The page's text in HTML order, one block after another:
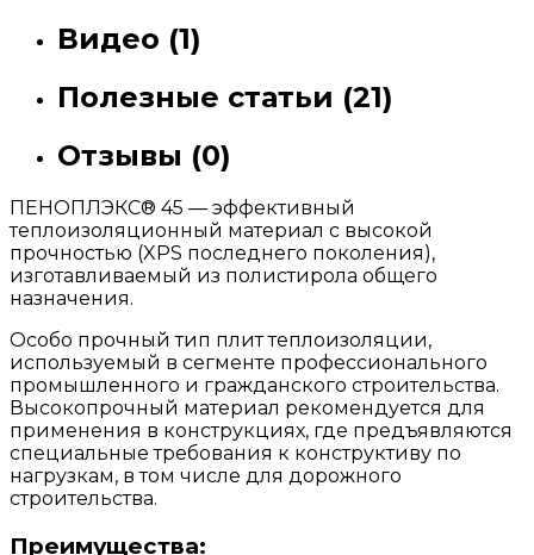
Видео (1)
Полезные статьи (21)
Отзывы (0)
ПЕНОПЛЭКС® 45 — эффективный
теплоизоляционный материал с высокой
прочностью (XPS последнего поколения),
изготавливаемый из полистирола общего
назначения.
Особо прочный тип плит теплоизоляции,
используемый в сегменте профессионального
промышленного и гражданского строительства.
Высокопрочный материал рекомендуется для
применения в конструкциях, где предъявляются
специальные требования к конструктиву по
нагрузкам, в том числе для дорожного
строительства.
Преимущества: